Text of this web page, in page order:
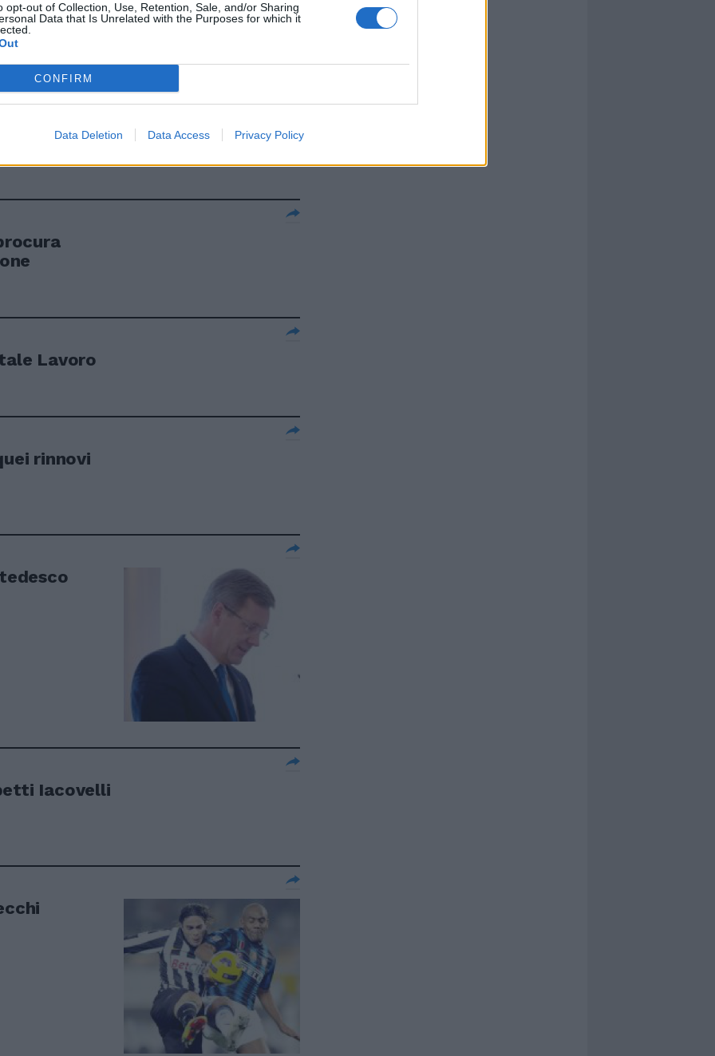
opt-out of Collection, Use, Retention, Sale, and/or Sharing
Data that Is Unrelated with the Purposes for which it
CONFIRM
Data Deletion Data Access Privacy Policy
Espulso
Lavoro
rinnovi
Iacovelli